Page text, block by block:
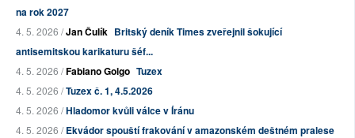
na rok 2027
4. 5. 2026 /Jan Čulík Britský deník Times zveřejnil šokující
antisemitskou karikaturu šéf...
4. 5. 2026 /Fabiano Golgo Tuzex
4. 5. 2026 /Tuzex č. 1, 4.5.2026
4. 5. 2026 /Hladomor kvůli válce v Íránu
4. 5. 2026 /Ekvádor spouští frakování v amazonském deštném pralese